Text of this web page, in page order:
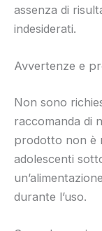
assenza di
indesiderati.
Avvertenze e
Non sono
raccomanda di
prodotto non è
adolescenti
durante l’uso.